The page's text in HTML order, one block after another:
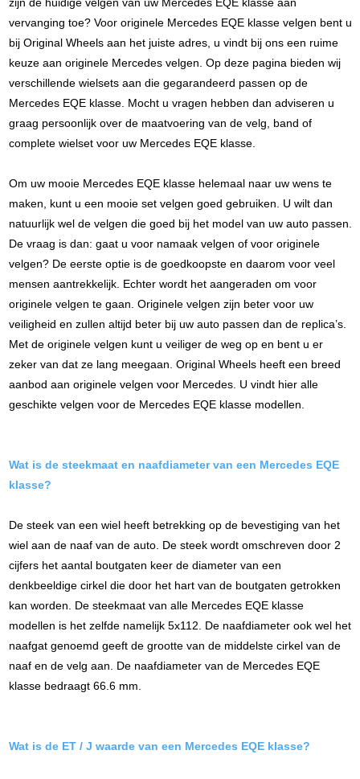
zijn de huidige velgen van uw Mercedes EQE klasse aan
vervanging toe? Voor originele Mercedes EQE klasse velgen bent u
bij Original Wheels aan het juiste adres, u vindt bij ons een ruime
keuze aan originele Mercedes velgen. Op deze pagina bieden wij
verschillende wielsets aan die gegarandeerd passen op de
Mercedes EQE klasse. Mocht u vragen hebben dan adviseren u
graag persoonlijk over de maatvoering van de velg, band of
complete wielset voor uw Mercedes EQE klasse.
Om uw mooie Mercedes EQE klasse helemaal naar uw wens te
maken, kunt u een mooie set velgen goed gebruiken. U wilt dan
natuurlijk wel de velgen die goed bij het model van uw auto passen.
De vraag is dan: gaat u voor namaak velgen of voor originele
velgen? De eerste optie is de goedkoopste en daarom voor veel
mensen aantrekkelijk. Echter wordt het aangeraden om voor
originele velgen te gaan. Originele velgen zijn beter voor uw
veiligheid en zullen altijd beter bij uw auto passen dan de replica’s.
Met de originele velgen kunt u veiliger de weg op en bent u er
zeker van dat ze lang meegaan. Original Wheels heeft een breed
aanbod aan originele velgen voor Mercedes. U vindt hier alle
geschikte velgen voor de Mercedes EQE klasse modellen.
Wat is de steekmaat en naafdiameter van een Mercedes EQE
klasse?
De steek van een wiel heeft betrekking op de bevestiging van het
wiel aan de naaf van de auto. De steek wordt omschreven door 2
cijfers het aantal boutgaten keer de diameter van een
denkbeeldige cirkel die door het hart van de boutgaten getrokken
kan worden. De steekmaat van alle Mercedes EQE klasse
modellen is het zelfde namelijk 5x112. De naafdiameter ook wel het
naafgat genoemd geeft de grootte van de middelste cirkel van de
naaf en de velg aan. De naafdiameter van de Mercedes EQE
klasse bedraagt 66.6 mm.
Wat is de ET / J waarde van een Mercedes EQE klasse?